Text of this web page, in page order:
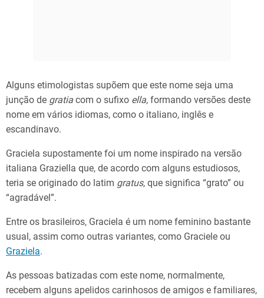
Alguns etimologistas supõem que este nome seja uma
junção de gratia com o sufixo ella, formando versões deste
nome em vários idiomas, como o italiano, inglês e
escandinavo.
Graciela supostamente foi um nome inspirado na versão
italiana Graziella que, de acordo com alguns estudiosos,
teria se originado do latim gratus, que significa “grato” ou
“agradável”.
Entre os brasileiros, Graciela é um nome feminino bastante
usual, assim como outras variantes, como Graciele ou
Graziela​.
As pessoas batizadas com este nome, normalmente,
recebem alguns apelidos carinhosos de amigos e familiares,